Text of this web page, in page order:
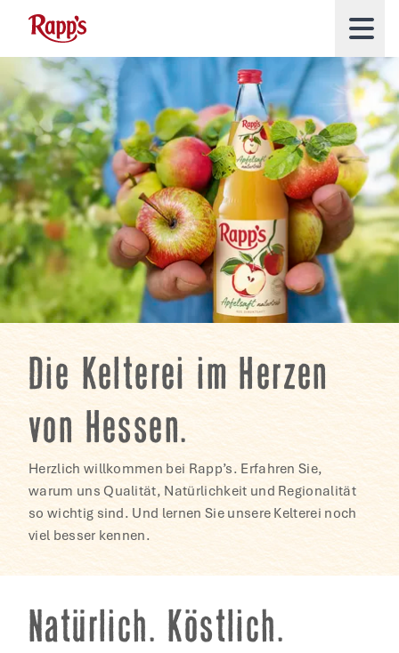
Die Kelterei im Herzen
von Hessen.
Herzlich willkommen bei Rapp’s. Erfahren Sie,
warum uns Qualität, Natürlichkeit und Regionalität
so wichtig sind. Und lernen Sie unsere Kelterei noch
viel besser kennen.
Natürlich. Köstlich.